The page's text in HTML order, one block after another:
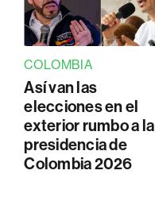
COLOMBIA
Así van las
elecciones en el
exterior rumbo a la
presidencia de
Colombia 2026